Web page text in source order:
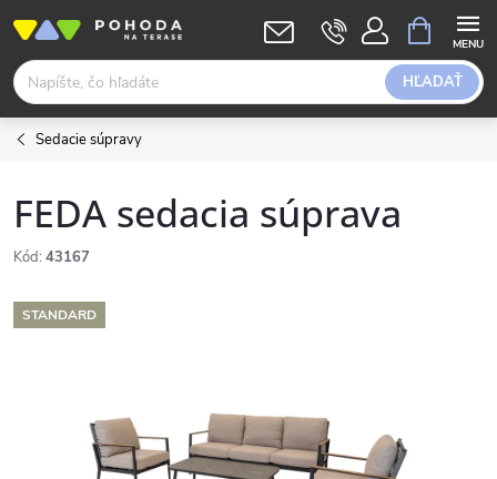
obsah
HĽADAŤ
KOŠÍK
Sedacie súpravy
FEDA sedacia súprava
Kód: 43167
STANDARD